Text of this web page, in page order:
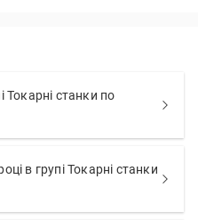
Токарні станки по
в групі Токарні станки